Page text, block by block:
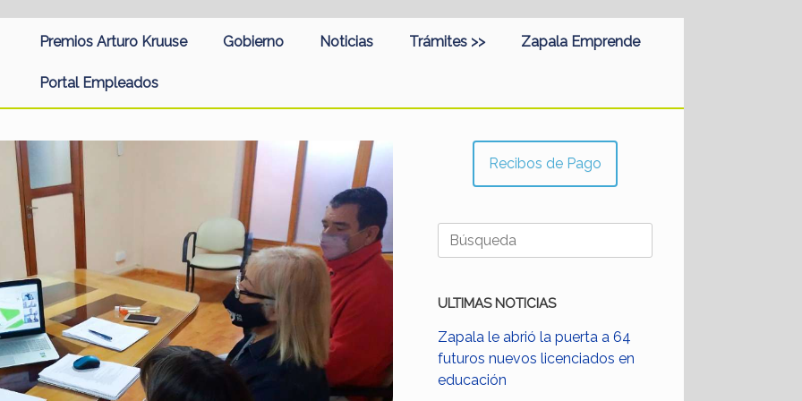
Premios Arturo Kruuse Gobierno Noticias Trámites >> Zapala Emprende
Portal Empleados
Recibos de Pago
Buscar:
ULTIMAS NOTICIAS
Zapala le abrió la puerta a 64
futuros nuevos licenciados en
educación